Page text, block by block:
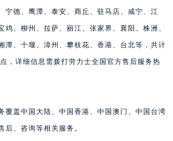
宁德、鹰潭、泰安、商丘、驻马店、咸宁、江
、柳州、拉萨、丽江、张家界、襄阳、株洲、
潭、十堰、漳州、攀枝花、香港、台北等，共计
，详细信息需拨打劳力士全国官方售后服务热
覆盖中国大陆、中国香港、中国澳门、中国台湾
后、咨询等相关服务。